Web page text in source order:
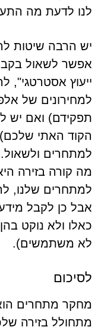
לנו לדעת מה
יש הרבה שיטות
אפשר לשאול
ייעוץ אסטרטגי",
למחירונים של
תפקידם) ואם יש
הקוד האתי
למתחרים
מה קורה בזירה
למתחרים שלנו,
אבל כן לקבל
כאלו ולא נוקט
לא משתמשים).
לסיכום
מחקר מתחרים
מתחולל בזירה